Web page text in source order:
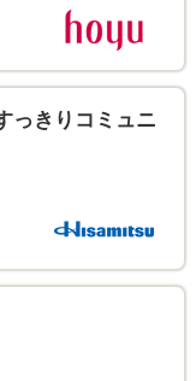
っきりコミュニ